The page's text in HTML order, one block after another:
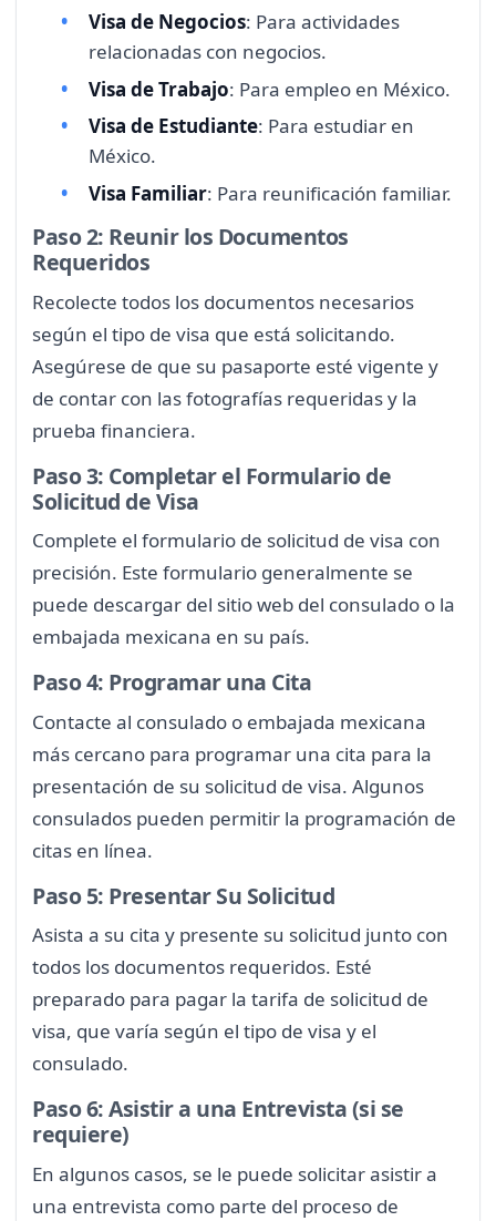
Visa de Negocios: Para actividades
relacionadas con negocios.
Visa de Trabajo: Para empleo en México.
Visa de Estudiante: Para estudiar en
México.
Visa Familiar: Para reunificación familiar.
Paso 2: Reunir los Documentos
Requeridos
Recolecte todos los documentos necesarios
según el tipo de visa que está solicitando.
Asegúrese de que su pasaporte esté vigente y
de contar con las fotografías requeridas y la
prueba financiera.
Paso 3: Completar el Formulario de
Solicitud de Visa
Complete el formulario de solicitud de visa con
precisión. Este formulario generalmente se
puede descargar del sitio web del consulado o la
embajada mexicana en su país.
Paso 4: Programar una Cita
Contacte al consulado o embajada mexicana
más cercano para programar una cita para la
presentación de su solicitud de visa. Algunos
consulados pueden permitir la programación de
citas en línea.
Paso 5: Presentar Su Solicitud
Asista a su cita y presente su solicitud junto con
todos los documentos requeridos. Esté
preparado para pagar la tarifa de solicitud de
visa, que varía según el tipo de visa y el
consulado.
Paso 6: Asistir a una Entrevista (si se
requiere)
En algunos casos, se le puede solicitar asistir a
una entrevista como parte del proceso de